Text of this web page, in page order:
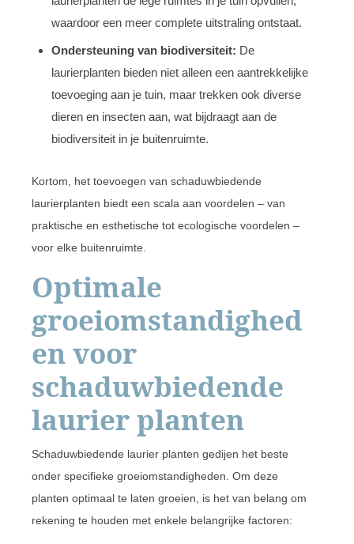
waardoor een meer complete uitstraling ontstaat.
Ondersteuning van biodiversiteit: De
laurierplanten bieden niet alleen een aantrekkelijke
toevoeging aan je tuin, maar trekken ook diverse
dieren en insecten aan, wat bijdraagt aan de
biodiversiteit in je buitenruimte.
Kortom, het toevoegen van schaduwbiedende
laurierplanten biedt een scala aan voordelen – van
praktische en esthetische tot ecologische voordelen –
voor elke buitenruimte.
Optimale
groeiomstandighed
en voor
schaduwbiedende
laurier planten
Schaduwbiedende laurier planten gedijen het beste
onder specifieke groeiomstandigheden. Om deze
planten optimaal te laten groeien, is het van belang om
rekening te houden met enkele belangrijke factoren: